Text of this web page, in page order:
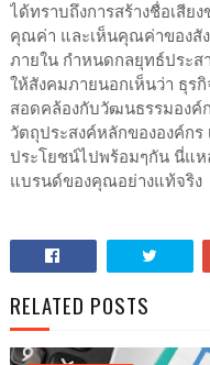
ได้ทราบถึงการสร้างชื่อเสีย
คุณค่า และเห็นคุณค่าของสั
ภายใน กำหนดกลยุทธ์ประส
ให้สังคมภายนอกเห็นว่า ธุร
สอดคล้องกับวัฒนธรรมองค์
วัตถุประสงค์หลักขององค์ก
ประโยชน์ไปพร้อมๆกัน นี่แ
แบรนด์ของคุณอย่างแท้จริง
RELATED POSTS